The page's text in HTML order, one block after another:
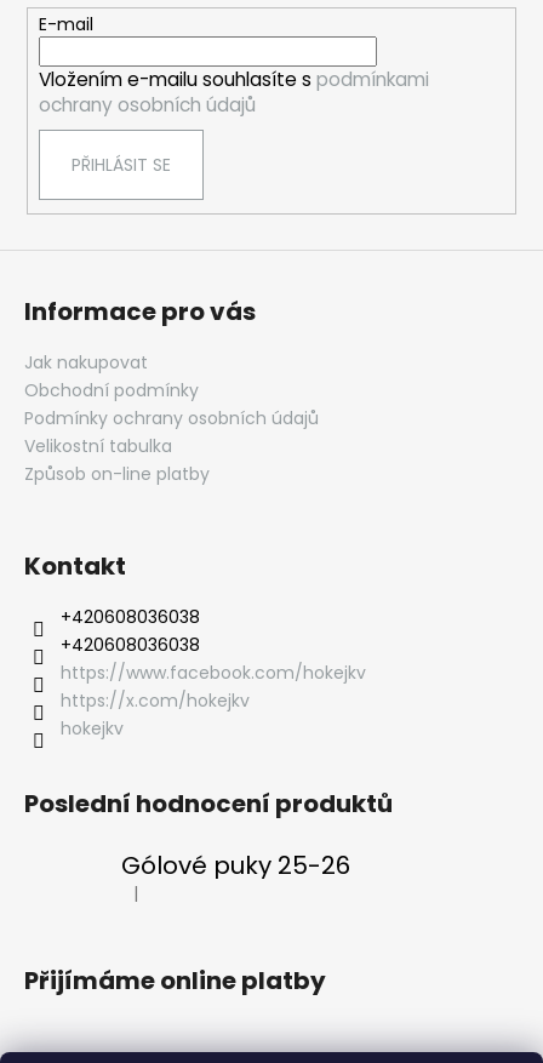
E-mail
Vložením e-mailu souhlasíte s podmínkami
ochrany osobních údajů
PŘIHLÁSIT SE
Informace pro vás
Jak nakupovat
Obchodní podmínky
Podmínky ochrany osobních údajů
Velikostní tabulka
Způsob on-line platby
Kontakt
‭+420608036038
‭+420608036038
https://www.facebook.com/hokejkv
https://x.com/hokejkv
hokejkv
Poslední hodnocení produktů
Gólové puky 25-26
Hodnocení produktu je 5 z 5 hvězdiček.
|
Přijímáme online platby